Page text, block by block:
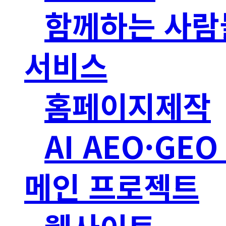
함께하는 사
서비스
홈페이지제작
AI
메인 프로젝트